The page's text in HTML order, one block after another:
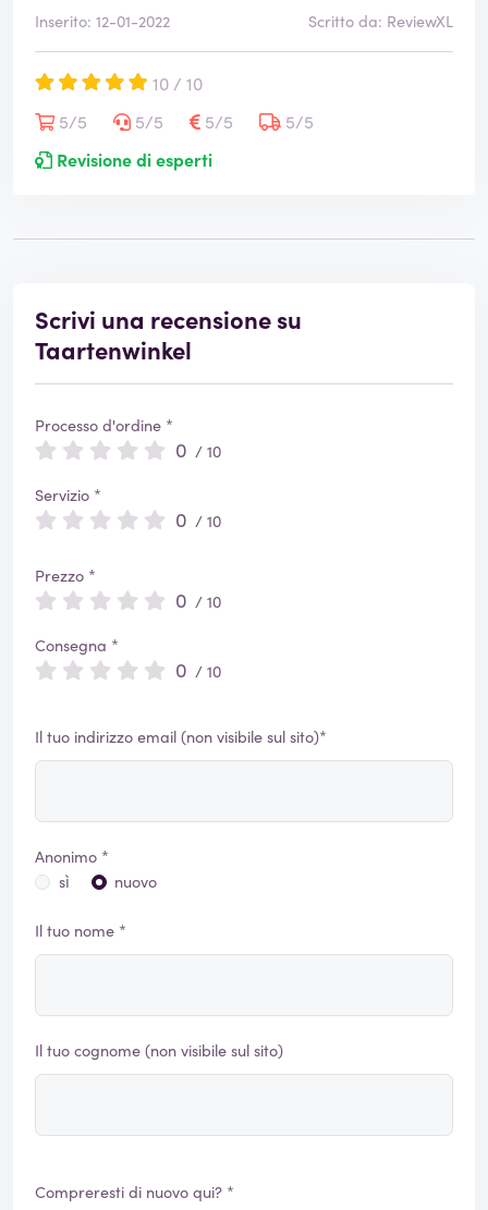
Inserito: 12-01-2022 Scritto da: ReviewXL
10 / 10
5/5
5/5 5/5
5/5
Revisione di esperti
Scrivi una recensione su
Taartenwinkel
Processo d'ordine *
0 / 10
Servizio *
0 / 10
Prezzo *
0 / 10
Consegna *
0 / 10
Il tuo indirizzo email (non visibile sul sito)*
Anonimo *
sì
nuovo
Il tuo nome *
Il tuo cognome (non visibile sul sito)
Compreresti di nuovo qui? *